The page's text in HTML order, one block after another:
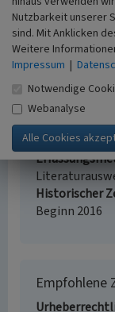
Schlagwörter
Allee
Fachsicht(en)
Landeskunde,
i.d.R. 1:25.000
Historischer
Beginn 2016
Empfohlene
Nutzbarkeit unserer
sind. Mit Anklicken
Weitere
Impressum |
Notwendige
Webanalyse